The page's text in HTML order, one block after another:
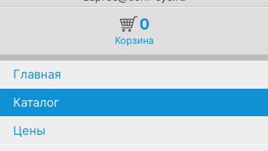
0
Корзина
Главная
Каталог
Цены